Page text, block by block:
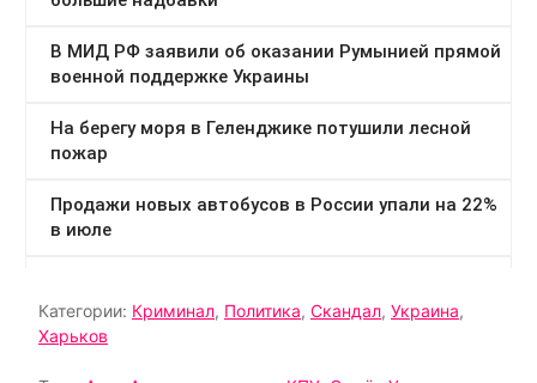
Категории: Криминал, Политика, Скандал, Украина,
Харьков